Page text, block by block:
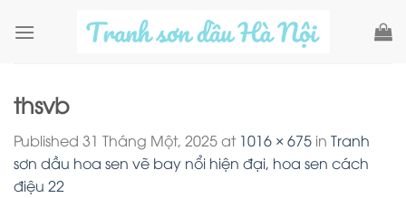
thsvb
Published 31 Tháng Một, 2025at 1016 × 675 in Tranh
sơn dầu hoa sen vẽ bay nổi hiện đại, hoa sen cách
điệu 22